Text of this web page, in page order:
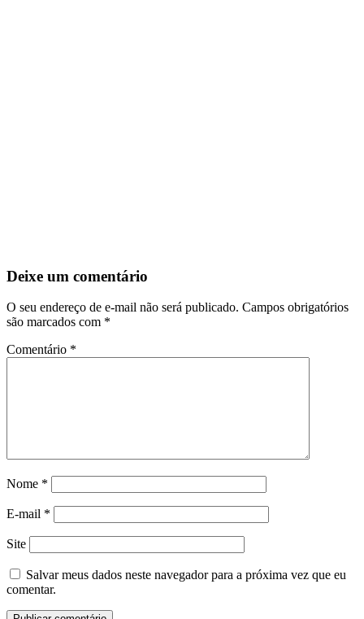
Deixe um comentário
O seu endereço de e-mail não será publicado. Campos obrigatórios
são marcados com *
Comentário *
Nome *
E-mail *
Site
Salvar meus dados neste navegador para a próxima vez que eu
comentar.